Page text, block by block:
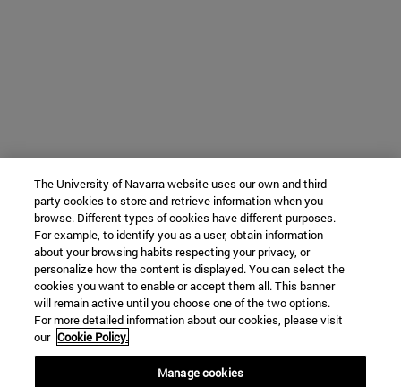
The University of Navarra website uses our own and third-
party cookies to store and retrieve information when you
browse. Different types of cookies have different purposes.
For example, to identify you as a user, obtain information
about your browsing habits respecting your privacy, or
personalize how the content is displayed. You can select the
cookies you want to enable or accept them all. This banner
will remain active until you choose one of the two options.
For more detailed information about our cookies, please visit
our Cookie Policy.
Manage cookies